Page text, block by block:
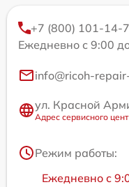
+7 (800) 101-14-
Ежедневно с 9:00
info@ricoh-
ул. Красной
Адрес сервисного
Режим работы:
Ежедневно с